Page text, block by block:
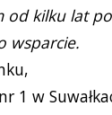
kilku lat
wsparcie.
1 w